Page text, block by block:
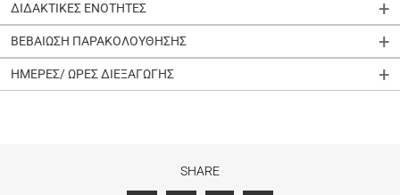
ΔΙΔΑΚΤΙΚΕΣ ΕΝΟΤΗΤΕΣ
ΒΕΒΑΙΩΣΗ ΠΑΡΑΚΟΛΟΥΘΗΣΗΣ
ΗΜΕΡΕΣ/ ΩΡΕΣ ΔΙΕΞΑΓΩΓΗΣ
SHARE